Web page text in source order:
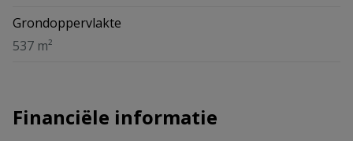
Grondoppervlakte
537 m²
Financiële informatie